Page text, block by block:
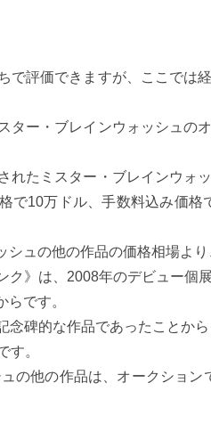
評価できますが、ここでは
ター・ブレインウォッシュの
れたミスター・ブレインウォ
で10万ドル、手数料込み価格
ュの他の作品の価格相場より
ク》は、2008年のデビュー個
です。
念碑的な作品であったことか
す。
の他の作品は、オークション